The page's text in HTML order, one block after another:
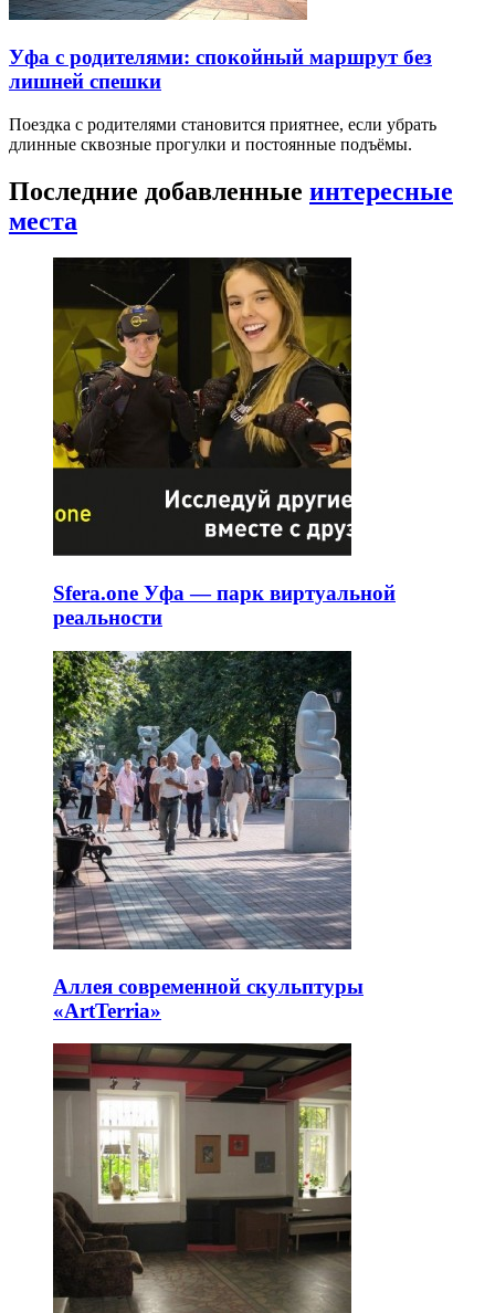
Уфа с родителями: спокойный маршрут без
лишней спешки
Поездка с родителями становится приятнее, если убрать
длинные сквозные прогулки и постоянные подъёмы.
Последние добавленные интересные
места
Sfera.one Уфа — парк виртуальной
реальности
Аллея современной скульптуры
«ArtTerria»